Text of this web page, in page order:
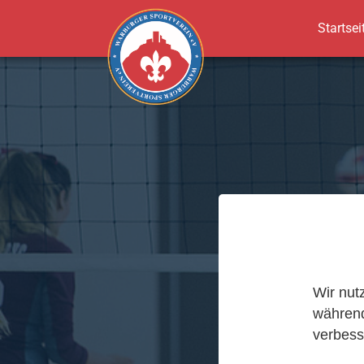
Wir
Zum Hauptinhalt springen